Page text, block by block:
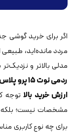
مردد مانده‌اید،
مدلی بالاتر و
ردمی نوت ۱۵ پرو پلاس
ارزش خرید بالاتوجه
مشخصات نیست؛ بلکه
برای چه نوع کاربری